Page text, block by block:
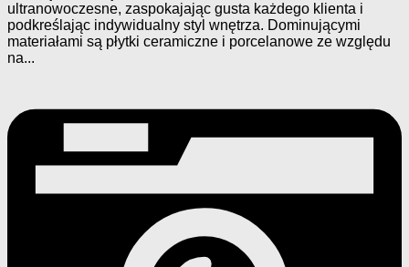
ultranowoczesne, zaspokajając gusta każdego klienta i
podkreślając indywidualny styl wnętrza. Dominującymi
materiałami są płytki ceramiczne i porcelanowe ze względu
na...